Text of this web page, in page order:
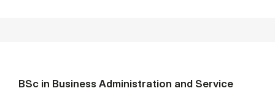
BSc in Busi­ness Ad­min­is­tra­tion and Ser­vice